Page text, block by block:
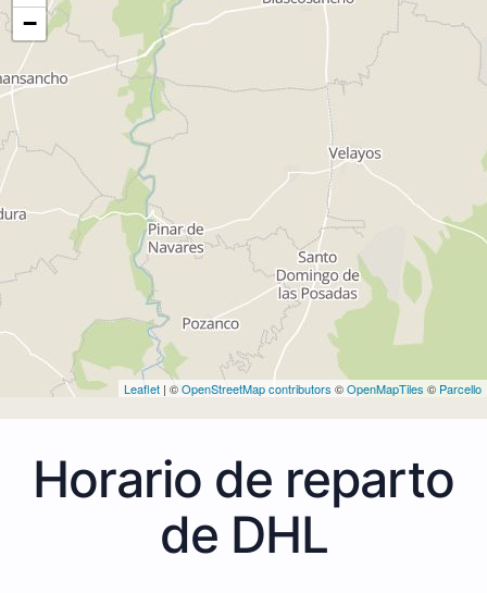
−
Leaflet | ©OpenStreetMap contributors ©OpenMapTiles © Parcello
Horario de reparto
de DHL